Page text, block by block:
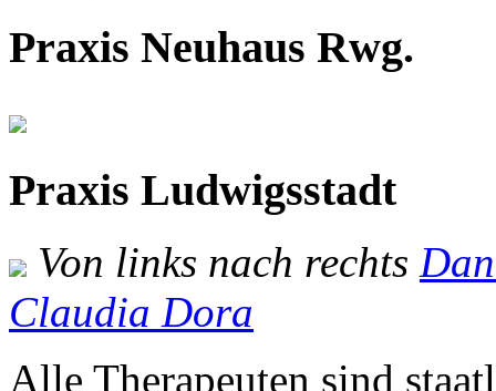
Praxis Neuhaus Rwg.
Praxis Ludwigsstadt
Von links nach rechts
Claudia Dora
Alle Therapeuten sind